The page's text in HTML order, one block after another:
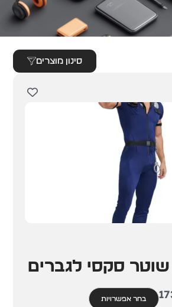
סינון מוצרים
סקסי לגברים
בחר אפשרויות